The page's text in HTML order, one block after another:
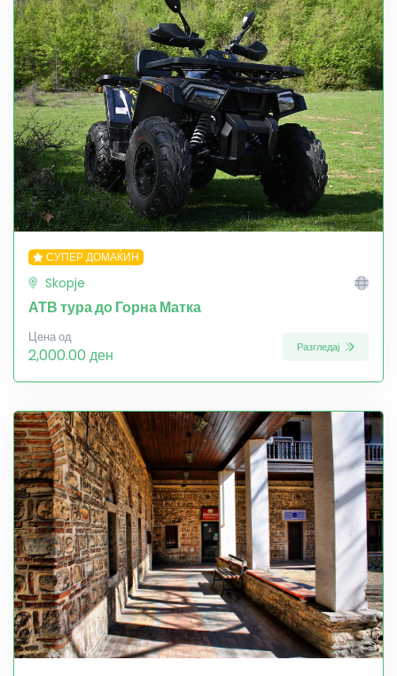
СУПЕР ДОМАЌИН
Skopje
АТВ тура до Горна Матка
Цена од
2,000.00 ден Разгледај